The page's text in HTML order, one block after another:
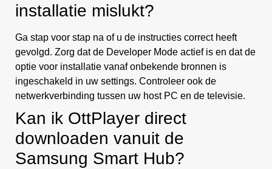
installatie mislukt?
Ga stap voor stap na of u de instructies correct heeft
gevolgd. Zorg dat de Developer Mode actief is en dat de
optie voor installatie vanaf onbekende bronnen is
ingeschakeld in uw settings. Controleer ook de
netwerkverbinding tussen uw host PC en de televisie.
Kan ik OttPlayer direct
downloaden vanuit de
Samsung Smart Hub?